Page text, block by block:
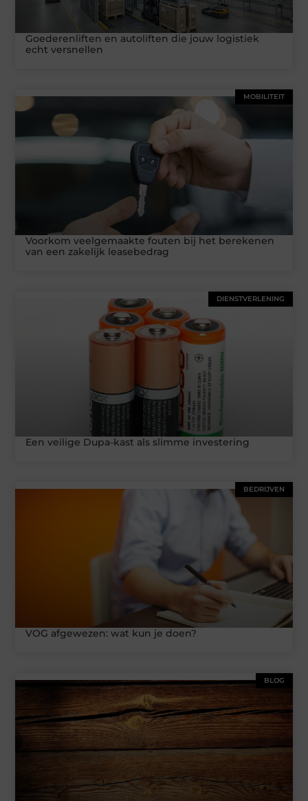
Goederenliften en autoliften die jouw logistiek
echt versnellen
MOBILITEIT
Voorkom veelgemaakte fouten bij het berekenen
van een zakelijk leasebedrag
DIENSTVERLENING
Een veilige Dupa-kast als slimme investering
BEDRIJVEN
VOG afgewezen: wat kun je doen?
BLOG